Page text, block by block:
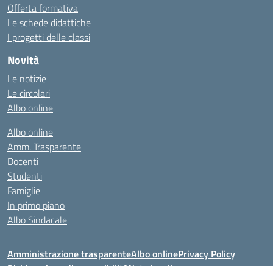
Offerta formativa
Le schede didattiche
I progetti delle classi
Novità
Le notizie
Le circolari
Albo online
Albo online
Amm. Trasparente
Docenti
Studenti
Famiglie
In primo piano
Albo Sindacale
Amministrazione trasparenteAlbo onlinePrivacy Policy